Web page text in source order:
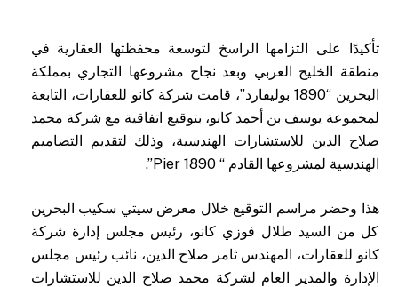
تأكيدًا على التزامها الراسخ لتوسعة محفظتها العقارية في
منطقة الخليج العربي وبعد نجاح مشروعها التجاري بمملكة
البحرين “1890 بوليفارد”، قامت شركة كانو للعقارات، التابعة
لمجموعة يوسف بن أحمد كانو، بتوقيع اتفاقية مع شركة محمد
صلاح الدين للاستشارات الهندسية، وذلك لتقديم التصاميم
الهندسية لمشروعها القادم “ Pier 1890”.
هذا وحضر مراسم التوقيع خلال معرض سيتي سكيب البحرين
كل من السيد طلال فوزي كانو، رئيس مجلس إدارة شركة
كانو للعقارات، المهندس ثامر صلاح الدين، نائب رئيس مجلس
الإدارة والمدير العام لشركة محمد صلاح الدين للاستشارات